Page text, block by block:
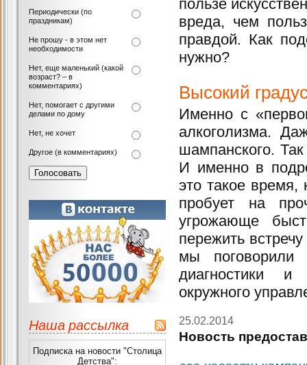
пользе
вреда, чем
правдой. Как
нужно?
Высокий
Именно с
алкоголизма.
шампанского.
И именно в
это такое время,
пробует на
угрожающе
пережить
мы поговорили
диагностики и
окружного
25.02.2014
Новость
Периодически (по
праздникам)
Не прошу - в этом нет
необходимости
Нет, еще маленький (какой
возраст? – в
комментариях)
Нет, помогает с другими
делами по дому
Нет, не хочет
Другое (в комментариях)
Наша рассылка
Подписка на новости "Столица
Детства":